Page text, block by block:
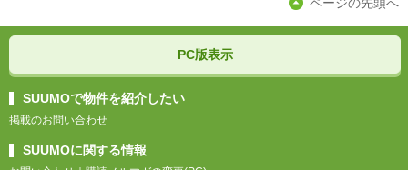
PC版表示
SUUMOで物件を紹介したい
掲載のお問い合わせ
SUUMOに関する情報